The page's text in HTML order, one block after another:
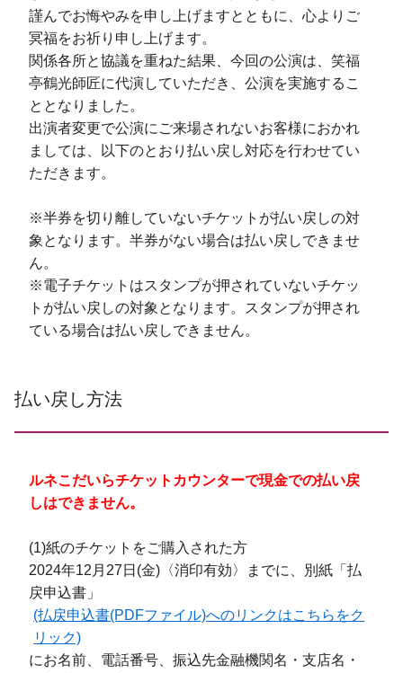
謹んでお悔やみを申し上げますとともに、心よりご
冥福をお祈り申し上げます。
関係各所と協議を重ねた結果、今回の公演は、笑福
亭鶴光師匠に代演していただき、公演を実施するこ
ととなりました。
出演者変更で公演にご来場されないお客様におかれ
ましては、以下のとおり払い戻し対応を行わせてい
ただきます。
※半券を切り離していないチケットが払い戻しの対
象となります。半券がない場合は払い戻しできませ
ん。
※電子チケットはスタンプが押されていないチケッ
トが払い戻しの対象となります。スタンプが押され
ている場合は払い戻しできません。
払い戻し方法
ルネこだいらチケットカウンターで現金での払い戻
しはできません。
(1)紙のチケットをご購入された方
2024年12月27日(金)〈消印有効〉までに、別紙「払
戻申込書」
(払戻申込書(PDFファイル)へのリンクはこちらをク
リック)
にお名前、電話番号、振込先金融機関名・支店名・